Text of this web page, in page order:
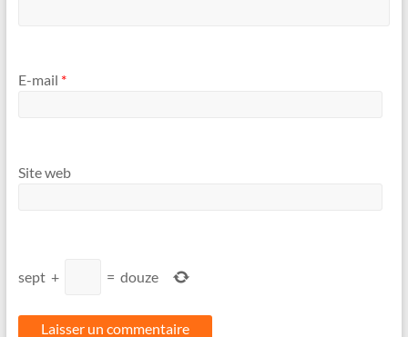
E-mail *
Site web
sept + = douze